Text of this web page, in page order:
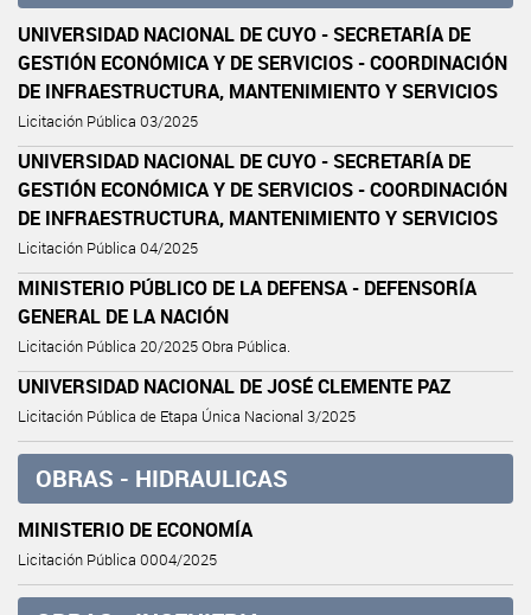
UNIVERSIDAD NACIONAL DE CUYO - SECRETARÍA DE
GESTIÓN ECONÓMICA Y DE SERVICIOS - COORDINACIÓN
DE INFRAESTRUCTURA, MANTENIMIENTO Y SERVICIOS
Licitación Pública 03/2025
UNIVERSIDAD NACIONAL DE CUYO - SECRETARÍA DE
GESTIÓN ECONÓMICA Y DE SERVICIOS - COORDINACIÓN
DE INFRAESTRUCTURA, MANTENIMIENTO Y SERVICIOS
Licitación Pública 04/2025
MINISTERIO PÚBLICO DE LA DEFENSA - DEFENSORÍA
GENERAL DE LA NACIÓN
Licitación Pública 20/2025 Obra Pública.
UNIVERSIDAD NACIONAL DE JOSÉ CLEMENTE PAZ
Licitación Pública de Etapa Única Nacional 3/2025
OBRAS - HIDRAULICAS
MINISTERIO DE ECONOMÍA
Licitación Pública 0004/2025